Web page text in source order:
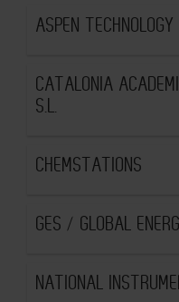
ASPEN TECHNOLOGY
CATALONIA
S.L.
CHEMSTATIONS
GES / GLOBAL
NATIONAL